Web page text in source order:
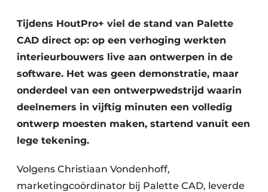
Tijdens HoutPro+ viel de stand van Palette
CAD direct op: op een verhoging werkten
interieurbouwers live aan ontwerpen in de
software. Het was geen demonstratie, maar
onderdeel van een ontwerpwedstrijd waarin
deelnemers in vijftig minuten een volledig
ontwerp moesten maken, startend vanuit een
lege tekening.
Volgens Christiaan Vondenhoff,
marketingcoördinator bij Palette CAD, leverde